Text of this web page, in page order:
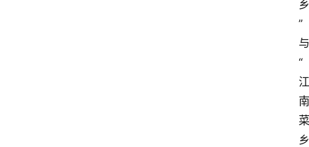
乡
”
与
“
江
南
菜
乡